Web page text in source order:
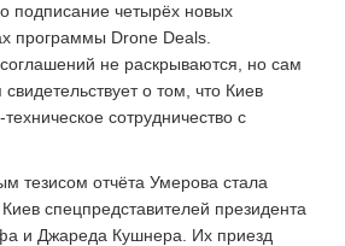
подписание четырёх новых
программы Drone Deals.
не раскрываются, но сам
о том, что Киев
сотрудничество с
тезисом отчёта Умерова стала
Киев спецпредставителей президента
и Джареда Кушнера. Их приезд